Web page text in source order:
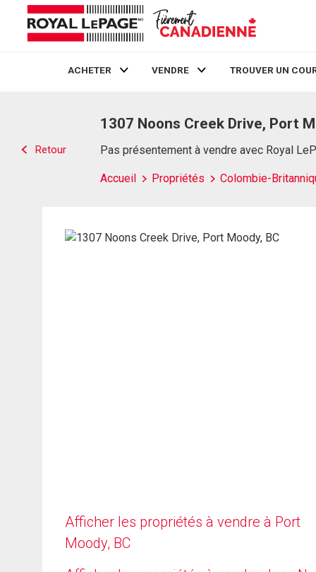
ACHETER VENDRE TROUVER UN
Retour
1307 Noons Creek Drive, Port
Pas présentement à vendre avec Royal
Accueil Propriétés Colombie-
Afficher les propriétés à vendre à Port
Moody, BC